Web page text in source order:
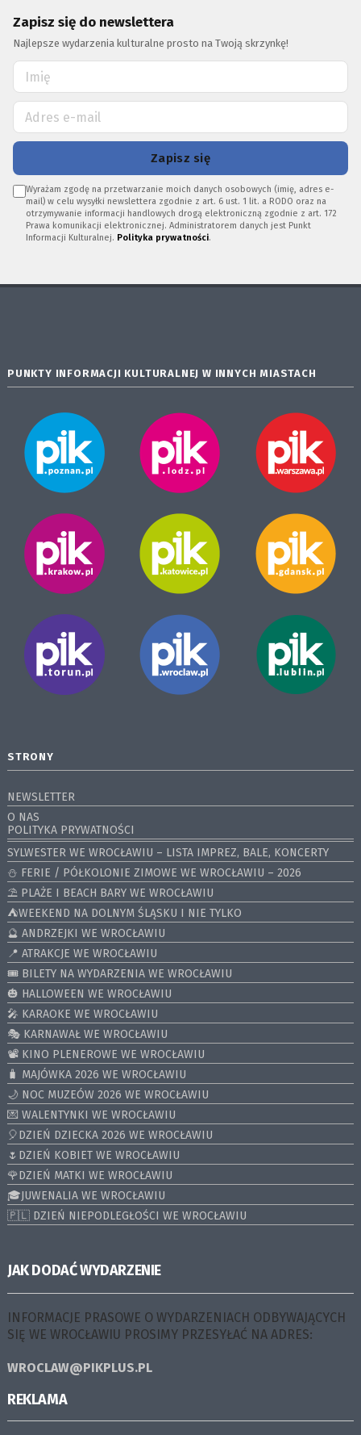
Zapisz się do newslettera
Najlepsze wydarzenia kulturalne prosto na Twoją skrzynkę!
Zapisz się
Wyrażam zgodę na przetwarzanie moich danych osobowych (imię, adres e-
mail) w celu wysyłki newslettera zgodnie z art. 6 ust. 1 lit. a RODO oraz na
otrzymywanie informacji handlowych drogą elektroniczną zgodnie z art. 172
Prawa komunikacji elektronicznej. Administratorem danych jest Punkt
Informacji Kulturalnej. Polityka prywatności.
PUNKTY INFORMACJI KULTURALNEJ W INNYCH MIASTACH
STRONY
NEWSLETTER
O NAS
POLITYKA PRYWATNOŚCI
SYLWESTER WE WROCŁAWIU – LISTA IMPREZ, BALE, KONCERTY
⛄️ FERIE / PÓŁKOLONIE ZIMOWE WE WROCŁAWIU – 2026
⛱️ PLAŻE I BEACH BARY WE WROCŁAWIU
⛺️WEEKEND NA DOLNYM ŚLĄSKU I NIE TYLKO
🔮 ANDRZEJKI WE WROCŁAWIU
📍 ATRAKCJE WE WROCŁAWIU
🎟️ BILETY NA WYDARZENIA WE WROCŁAWIU
🎃 HALLOWEEN WE WROCŁAWIU
🎤 KARAOKE WE WROCŁAWIU
🎭 KARNAWAŁ WE WROCŁAWIU
📽️ KINO PLENEROWE WE WROCŁAWIU
🧳 MAJÓWKA 2026 WE WROCŁAWIU
🌙 NOC MUZEÓW 2026 WE WROCŁAWIU
💌 WALENTYNKI WE WROCŁAWIU
🎈DZIEŃ DZIECKA 2026 WE WROCŁAWIU
🌷DZIEŃ KOBIET WE WROCŁAWIU
🌹DZIEŃ MATKI WE WROCŁAWIU
🎓JUWENALIA WE WROCŁAWIU
🇵🇱 DZIEŃ NIEPODLEGŁOŚCI WE WROCŁAWIU
JAK DODAĆ WYDARZENIE
INFORMACJE PRASOWE O WYDARZENIACH ODBYWAJĄCYCH
SIĘ WE WROCŁAWIU PROSIMY PRZESYŁAĆ NA ADRES:
WROCLAW@PIKPLUS.PL
REKLAMA